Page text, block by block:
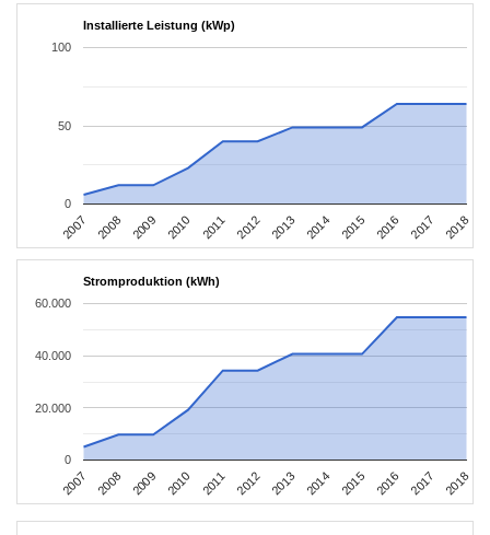
Installierte Leistung (kWp)
2007 2008 2009 2010 2011 2012 2013 2014 2015 2016 2017 2018
0
50
100
Stromproduktion (kWh)
2007 2008 2009 2010 2011 2012 2013 2014 2015 2016 2017 2018
0
20.000
40.000
60.000